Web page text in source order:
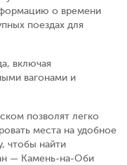
о времени
поездах для
включая
вагонами и
позволят легко
места на удобное
чтобы найти
— Камень-на-Оби